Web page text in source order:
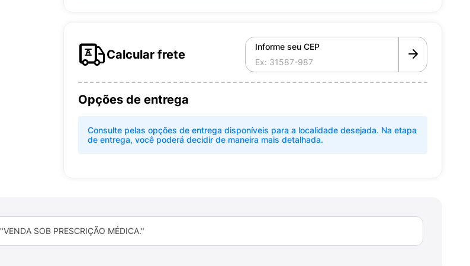
Calcular frete
Informe seu CEP
Opções de entrega
Consulte pelas opções de entrega disponíveis para a localidade desejada. Na etapa
de entrega, você poderá decidir de maneira mais detalhada.
"VENDA SOB PRESCRIÇÃO MÉDICA."